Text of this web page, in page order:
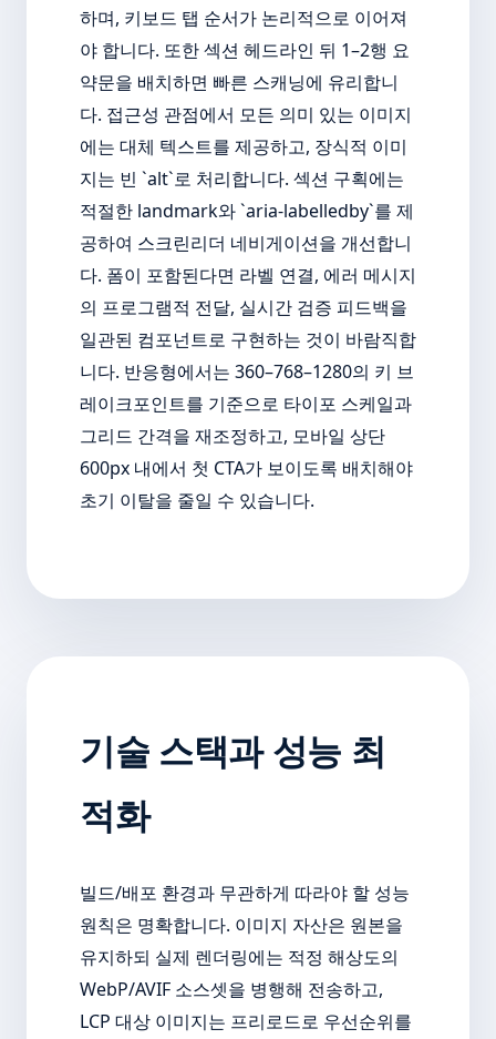
하며, 키보드 탭 순서가 논리적으로 이어져
야 합니다. 또한 섹션 헤드라인 뒤 1–2행 요
약문을 배치하면 빠른 스캐닝에 유리합니
다. 접근성 관점에서 모든 의미 있는 이미지
에는 대체 텍스트를 제공하고, 장식적 이미
지는 빈 `alt`로 처리합니다. 섹션 구획에는
적절한 landmark와 `aria-labelledby`를 제
공하여 스크린리더 네비게이션을 개선합니
다. 폼이 포함된다면 라벨 연결, 에러 메시지
의 프로그램적 전달, 실시간 검증 피드백을
일관된 컴포넌트로 구현하는 것이 바람직합
니다. 반응형에서는 360–768–1280의 키 브
레이크포인트를 기준으로 타이포 스케일과
그리드 간격을 재조정하고, 모바일 상단
600px 내에서 첫 CTA가 보이도록 배치해야
초기 이탈을 줄일 수 있습니다.
기술 스택과 성능 최
적화
빌드/배포 환경과 무관하게 따라야 할 성능
원칙은 명확합니다. 이미지 자산은 원본을
유지하되 실제 렌더링에는 적정 해상도의
WebP/AVIF 소스셋을 병행해 전송하고,
LCP 대상 이미지는 프리로드로 우선순위를